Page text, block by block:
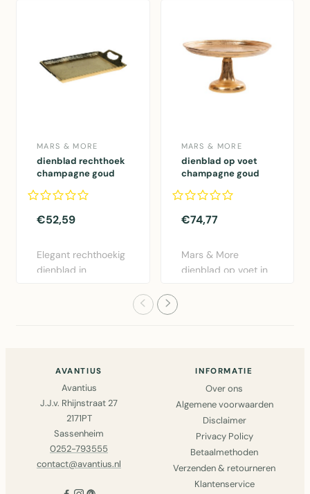
MARS & MORE
dienblad rechthoek
champagne goud
€52,59
Elegant rechthoekig
dienblad in
MARS & MORE
dienblad op voet
champagne goud
€74,77
Mars & More
dienblad op voet in
AVANTIUS
Avantius
J.J.v. Rhijnstraat 27
2171PT
Sassenheim
0252-793555
contact@avantius.nl
INFORMATIE
Over ons
Algemene voorwaarden
Disclaimer
Privacy Policy
Betaalmethoden
Verzenden & retourneren
Klantenservice